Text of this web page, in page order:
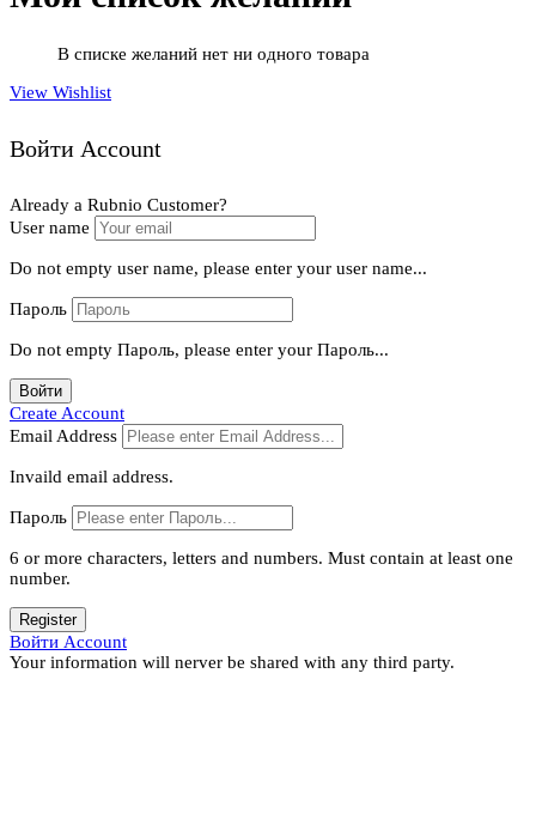
В списке желаний нет ни одного товара
View Wishlist
Войти Account
Already a Rubnio Customer?
User name
Do not empty user name, please enter your user name...
Пароль
Do not empty Пароль, please enter your Пароль...
Войти
Create Account
Email Address
Invaild email address.
Пароль
6 or more characters, letters and numbers. Must contain at least one
number.
Register
Войти Account
Your information will nerver be shared with any third party.